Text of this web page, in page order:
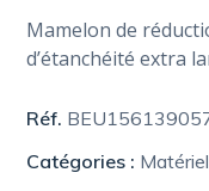
Mamelon de
d’étanchéité extra
Réf.
Catégories :